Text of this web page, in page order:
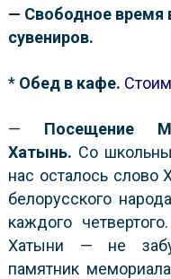
— Свободное время
сувениров.
* Обед в кафе.
— Посещение
Хатынь. Со
нас осталось слово
белорусского
каждого
Хатыни — не
памятник